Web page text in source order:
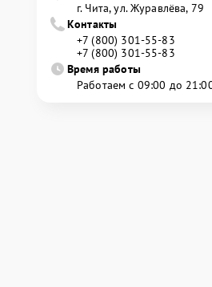
г. Чита, ул. Журавлёва, 79
Контакты
+7 (800) 301-55-83
+7 (800) 301-55-83
Время работы
Работаем с 09:00 до